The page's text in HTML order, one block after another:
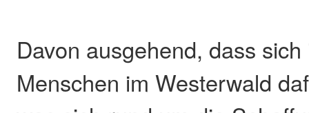
Davon ausgehend, dass
Menschen im Westerwald